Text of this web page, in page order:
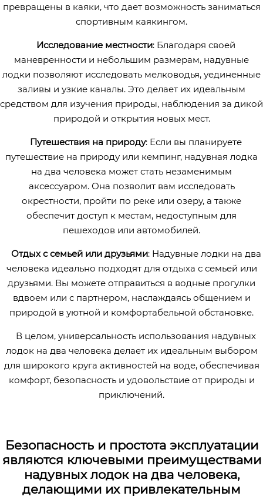
превращены в каяки, что дает возможность заниматься
спортивным каякингом.
Исследование местности: Благодаря своей
маневренности и небольшим размерам, надувные
лодки позволяют исследовать мелководья, уединенные
заливы и узкие каналы. Это делает их идеальным
средством для изучения природы, наблюдения за дикой
природой и открытия новых мест.
Путешествия на природу: Если вы планируете
путешествие на природу или кемпинг, надувная лодка
на два человека может стать незаменимым
аксессуаром. Она позволит вам исследовать
окрестности, пройти по реке или озеру, а также
обеспечит доступ к местам, недоступным для
пешеходов или автомобилей.
Отдых с семьей или друзьями: Надувные лодки на два
человека идеально подходят для отдыха с семьей или
друзьями. Вы можете отправиться в водные прогулки
вдвоем или с партнером, наслаждаясь общением и
природой в уютной и комфортабельной обстановке.
В целом, универсальность использования надувных
лодок на два человека делает их идеальным выбором
для широкого круга активностей на воде, обеспечивая
комфорт, безопасность и удовольствие от природы и
приключений.
Безопасность и простота эксплуатации
являются ключевыми преимуществами
надувных лодок на два человека,
делающими их привлекательным